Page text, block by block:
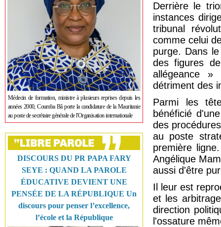
Médecin de formation, ministre à plusieurs reprises depuis les
années 2000, Coumba Bâ porte la candidature de la Mauritanie
au poste de secrétaire générale de l'Organisation internationale
DISCOURS DU PR PAPA FARY
SEYE : QUAND LA PAROLE
ÉDUCATIVE DEVIENT UNE
PENSÉE DE LA RÉPUBLIQUE Un
discours pour penser l’excellence,
l’école et la République
Derrière le
instances
tribunal
comme celui
purge. Dans
des figures
allégeance
détriment des
Parmi les
bénéficié
des
au poste
première
Angélique
aussi d'être
Il leur est
et les
direction
l'ossature